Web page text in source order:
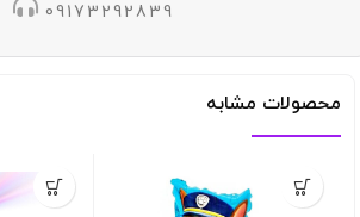
09173292839
محصولات مشابه